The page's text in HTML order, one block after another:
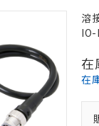
溶
在
在